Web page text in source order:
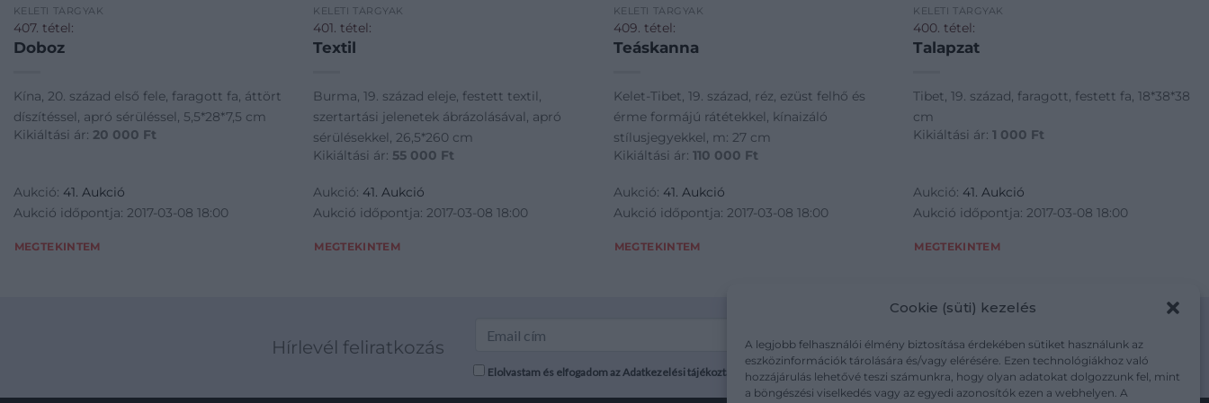
Cookie (süti) kezelés
A legjobb felhasználói élmény biztosítása érdekében sütiket használunk az
eszközinformációk tárolására és/vagy elérésére. Ezen technológiákhoz való
hozzájárulás lehetővé teszi számunkra, hogy olyan adatokat dolgozzunk fel, mint
a böngészési viselkedés vagy az egyedi azonosítók ezen a webhelyen. A
KELETI TÁRGYAK
407. tétel:
Doboz
Kína, 20. század első fele, faragott fa, áttört
díszítéssel, apró sérüléssel, 5,5*28*7,5 cm
Kikiáltási ár: 20 000 Ft
Aukció: 41. Aukció
Aukció időpontja: 2017-03-08 18:00
MEGTEKINTEM
KELETI TÁRGYAK
401. tétel:
Textil
Burma, 19. század eleje, festett textil,
szertartási jelenetek ábrázolásával, apró
sérülésekkel, 26,5*260 cm
Kikiáltási ár: 55 000 Ft
Aukció: 41. Aukció
Aukció időpontja: 2017-03-08 18:00
MEGTEKINTEM
KELETI TÁRGYAK
409. tétel:
Teáskanna
Kelet-Tibet, 19. század, réz, ezüst felhő és
érme formájú rátétekkel, kínaizáló
stílusjegyekkel, m: 27 cm
Kikiáltási ár: 110 000 Ft
Aukció: 41. Aukció
Aukció időpontja: 2017-03-08 18:00
MEGTEKINTEM
KELETI TÁRGYAK
400. tétel:
Talapzat
Tibet, 19. század, faragott, festett fa, 18*38*38
cm
Kikiáltási ár:1 000 Ft
Aukció: 41. Aukció
Aukció időpontja: 2017-03-08 18:00
MEGTEKINTEM
Hírlevél feliratkozás
Elolvastam és elfogadom az Adatkezelési tájékoztatót: mutargy.com/adatkezelesi-tajekoztato/